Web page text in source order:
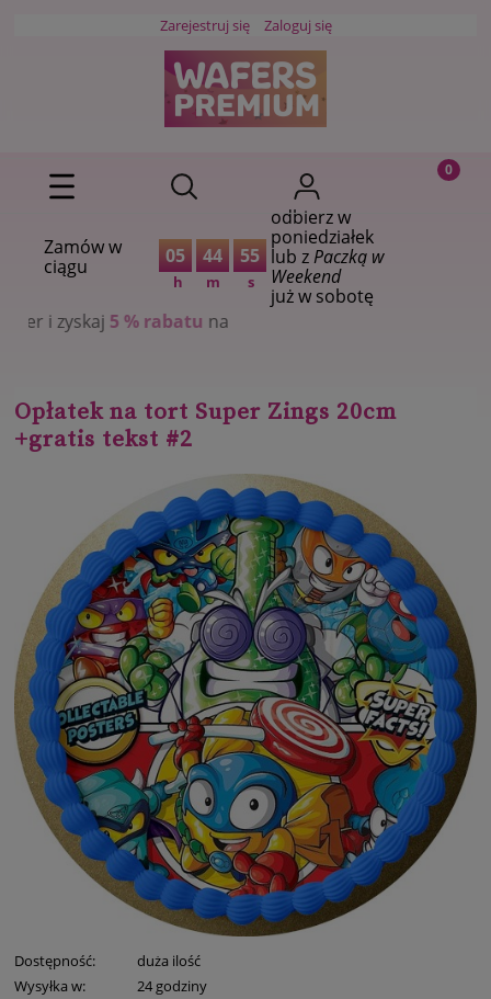
Zarejestruj się Zaloguj się
Zamów w
ciągu
05
h
44
m
54
s
odbierz w
poniedziałek
lub zPaczką w
Weekend
już w sobotę
rabatuna
Opłatek na tort Super Zings 20cm
+gratis tekst #2
Dostępność:
duża ilość
Wysyłka w:
24 godziny